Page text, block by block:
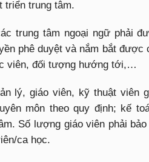
triển trung tâm.
trung tâm ngoại ngữ phải
phê duyệt và nắm bắt được
viên, đối tượng hướng tới,…
lý, giáo viên, kỹ thuật viên
môn theo quy định; kế
Số lượng giáo viên phải
ca học.